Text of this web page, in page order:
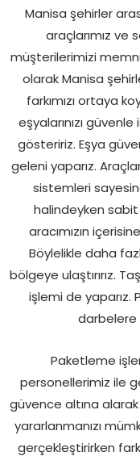
Manisa şehirler
araçlarımız ve
müşterilerimizi
olarak Manisa
farkımızı ortaya
eşyalarınızı
gösteririz. Eşya
geleni yaparız.
sistemleri
halindeyken sabit
aracımızın
Böylelikle daha
bölgeye ulaştırırız.
işlemi de yaparız.
darbelere
Paketleme
personellerimiz ile
güvence altına
yararlanmanızı
gerçekleştirirken